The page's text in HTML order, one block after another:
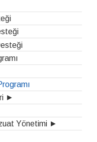
►
Yönetimi ►